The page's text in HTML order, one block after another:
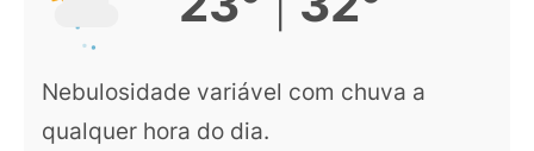
Nebulosidade variável com chuva a
qualquer hora do dia.